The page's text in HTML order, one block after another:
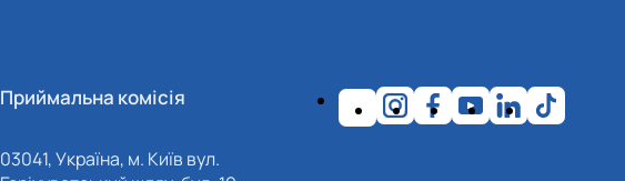
Приймальна комісія
03041, Україна, м. Київ вул.